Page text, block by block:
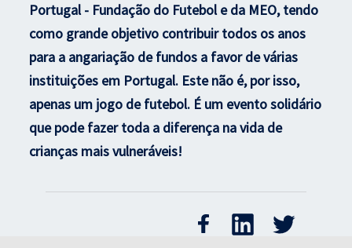
Portugal - Fundação do Futebol e da MEO, tendo
como grande objetivo contribuir todos os anos
para a angariação de fundos a favor de várias
instituições em Portugal. Este não é, por isso,
apenas um jogo de futebol. É um evento solidário
que pode fazer toda a diferença na vida de
crianças mais vulneráveis!